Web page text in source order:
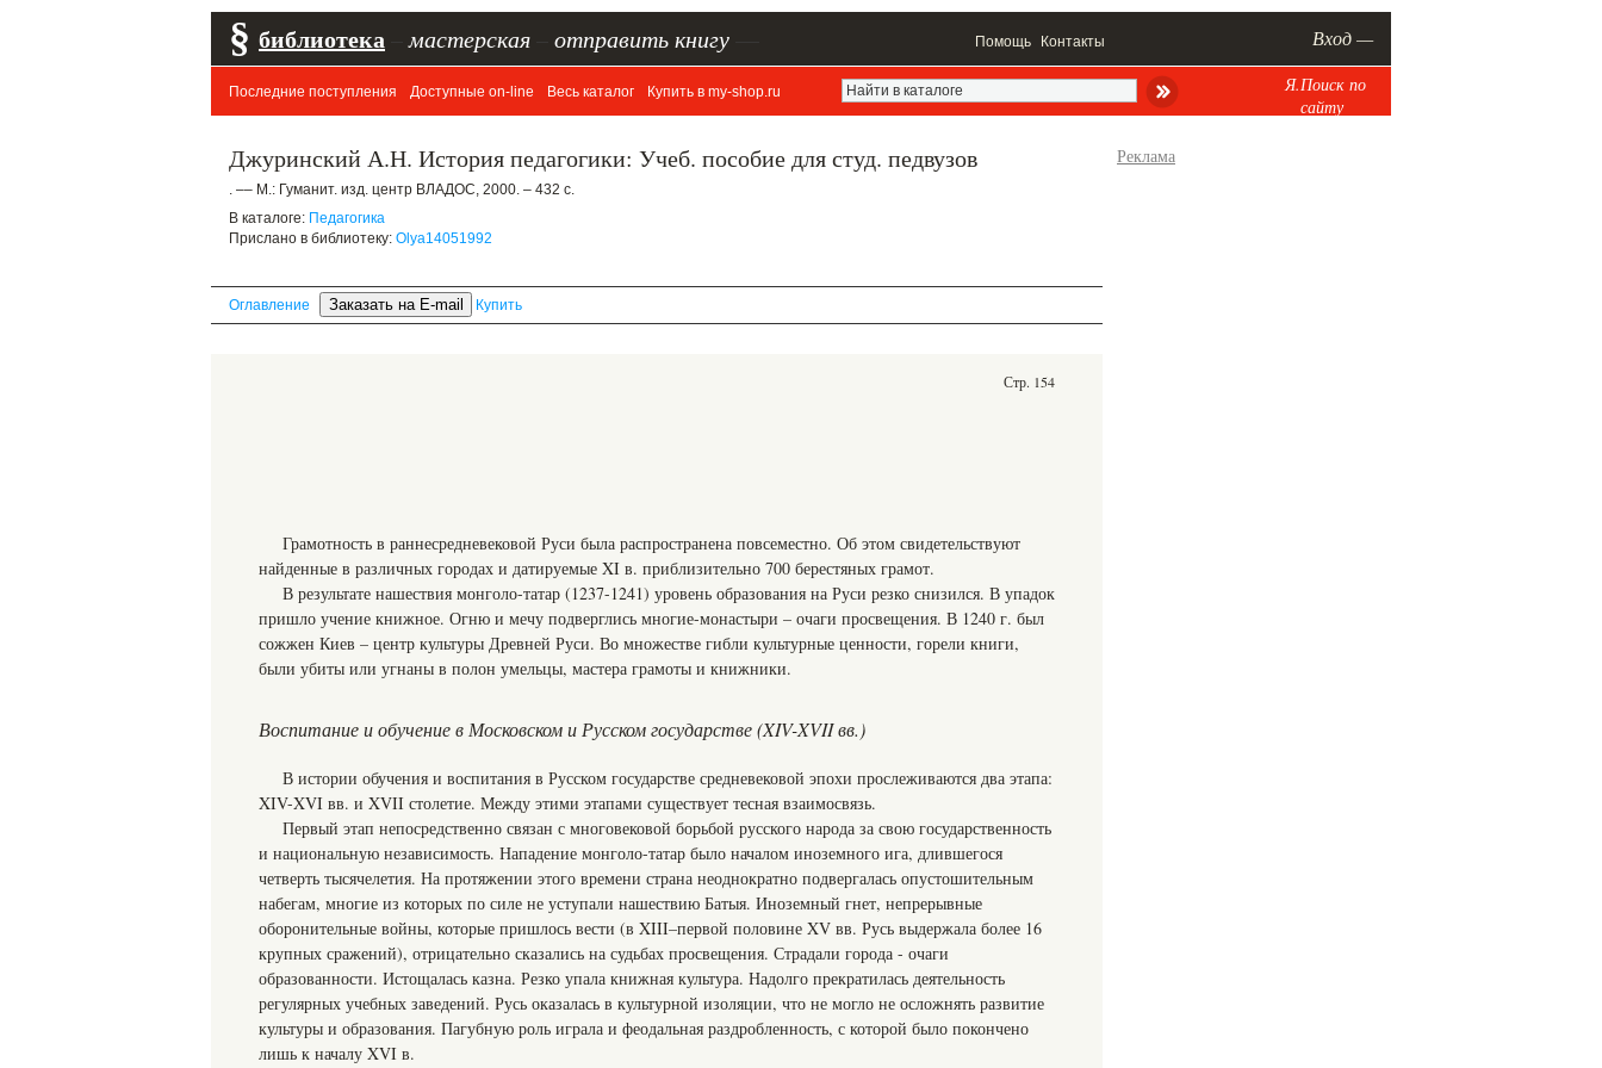
§ библиотека мастерская отправить книгу Помощь Контакты Вход —
Последние поступления Доступные on-line Весь каталог Купить в my-shop.ru
Я.Поиск по
сайту
Джуринский А.Н. История педагогики: Учеб. пособие для студ. педвузов
. –– М.: Гуманит. изд. центр ВЛАДОС, 2000. – 432 с.
В каталоге: Педагогика
Прислано в библиотеку: Olya14051992
Оглавление Купить
Стр. 154
Грамотность в раннесредневековой Руси была распространена повсеместно. Об этом свидетельствуют
найденные в различных городах и датируемые XI в. приблизительно 700 берестяных грамот.
В результате нашествия монголо-татар (1237-1241) уровень образования на Руси резко снизился. В упадок
пришло учение книжное. Огню и мечу подверглись многие-монастыри – очаги просвещения. В 1240 г. был
сожжен Киев – центр культуры Древней Руси. Во множестве гибли культурные ценности, горели книги,
были убиты или угнаны в полон умельцы, мастера грамоты и книжники.
Воспитание и обучение в Московском и Русском государстве (XIV-XVII вв.)
В истории обучения и воспитания в Русском государстве средневековой эпохи прослеживаются два этапа:
XIV-XVI вв. и XVII столетие. Между этими этапами существует тесная взаимосвязь.
Первый этап непосредственно связан с многовековой борьбой русского народа за свою государственность
и национальную независимость. Нападение монголо-татар было началом иноземного ига, длившегося
четверть тысячелетия. На протяжении этого времени страна неоднократно подвергалась опустошительным
набегам, многие из которых по силе не уступали нашествию Батыя. Иноземный гнет, непрерывные
оборонительные войны, которые пришлось вести (в XIII–первой половине XV вв. Русь выдержала более 16
крупных сражений), отрицательно сказались на судьбах просвещения. Страдали города - очаги
образованности. Истощалась казна. Резко упала книжная культура. Надолго прекратилась деятельность
регулярных учебных заведений. Русь оказалась в культурной изоляции, что не могло не осложнять развитие
культуры и образования. Пагубную роль играла и феодальная раздробленность, с которой было покончено
лишь к началу XVI в.
Реклама